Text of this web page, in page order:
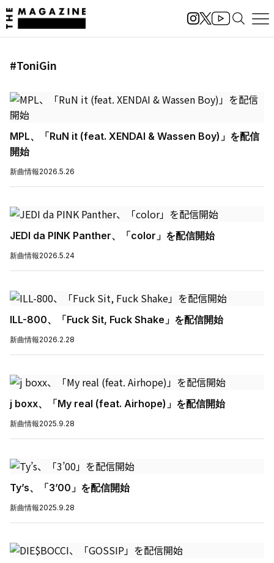
#ToniGin
MPL、「RuN it (feat. XENDAI & Wassen Boy)」を配信
開始
新曲情報2026.5.26
JEDI da PINK Panther、「color」を配信開始
新曲情報2026.5.24
ILL-800、「Fuck Sit, Fuck Shake」を配信開始
新曲情報2026.2.28
j boxx、「My real (feat. Airhope)」を配信開始
新曲情報2025.9.28
Ty’s、「3’00」を配信開始
新曲情報2025.9.28